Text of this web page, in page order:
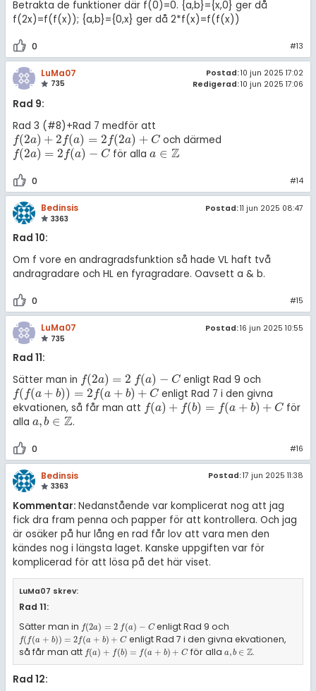
Betrakta de funktioner där f(0)=0. {a,b}={x,0} ger då
f(2x)=f(f(x)); {a,b}={0,x} ger då 2*f(x)=f(f(x))
0 #13
LuMa07
735
Postad:10 jun 2025 17:02
Redigerad:10 jun 2025 17:06
Rad 9:
Rad 3 (#8)+Rad 7 medför att
f(2a) + 2 f(a) = 2 f(2a) + C
f(2a)+2f (a)=2f (2 a)+C och därmed
f(2a) = 2 f(a) − C
f(2a)= 2f (a)-C för allaa ∈ Z
a ∈ℤ
0 #14
Bedinsis
3363
Postad:11 jun 2025 08:47
Rad 10:
Om f vore en andragradsfunktion så hade VL haft två
andragradare och HL en fyragradare. Oavsett a & b.
0 #15
LuMa07
735
Postad:16 jun 2025 10:55
Rad 11:
Sätter man in f(2a) = 2 f(a) − C
f(2a)= 2f (a )-C enligt Rad 9 och
f( f(a + b)) = 2 f(a + b) + C
f(f (a+ b) )= 2 f(a + b)+ C
enligt Rad 7 i den givna
ekvationen, så får man att f(a) + f(b) = f(a + b) + C
f(a)+f( b)=f (a+ b)+ C
för
alla a, b ∈ Z
a,b∈ℤ .
0 #16
Bedinsis
3363
Postad:17 jun 2025 11:38
Kommentar: Nedanstående var komplicerat nog att jag
fick dra fram penna och papper för att kontrollera. Och jag
är osäker på hur lång en rad får lov att vara men den
kändes nog i längsta laget. Kanske uppgiften var för
komplicerad för att lösa på det här viset.
LuMa07 skrev:
Rad 11:
Sätter man in f(2a) = 2 f(a) − C
f(2a) =2f (a)- C enligt Rad 9 och
f( f(a + b)) = 2f(a + b) + C
f(f(a+b))=2 f(a+ b) +C
enligt Rad 7 i den givna ekvationen,
så får man att f(a) + f(b) = f(a + b) + C
f(a) +f (b)=f( a+b)+C för alla a,b ∈ Z
a,b∈ ℤ.
Rad 12: